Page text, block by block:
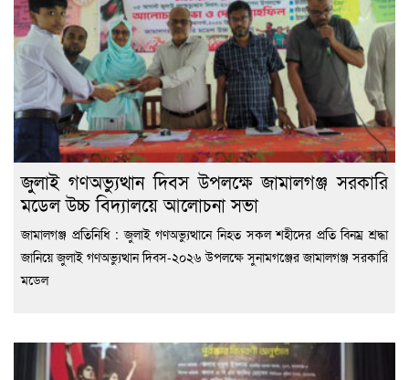
জুলাই গণঅভ্যুত্থান দিবস উপলক্ষে জামালগঞ্জ সরকারি
মডেল উচ্চ বিদ্যালয়ে আলোচনা সভা
জামালগঞ্জ প্রতিনিধি : জুলাই গণঅভ্যুত্থানে নিহত সকল শহীদের প্রতি বিনম্র শ্রদ্ধা
জানিয়ে জুলাই গণঅভ্যুত্থান দিবস-২০২৬ উপলক্ষে সুনামগঞ্জের জামালগঞ্জ সরকারি
মডেল